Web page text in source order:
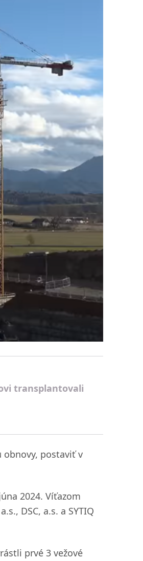
transplantovali
obnovy, postaviť v
2024. Víťazom
DSC, a.s. a SYTIQ
prvé 3 vežové